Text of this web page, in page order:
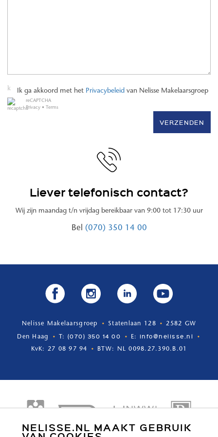
NELISSE.NL MAAKT GEBRUIK
Ik ga akkoord met het Privacybeleid van Nelisse Makelaarsgroep
reCAPTCHA
Privacy • Terms
VERZENDEN
Liever telefonisch contact?
Wij zijn maandag t/n vrijdag bereikbaar van 9:00 tot 17:30 uur
Bel (070) 350 14 00
Nelisse Makelaarsgroep Statenlaan 128 2582 GW
Den Haag T: (070) 350 14 00 E: info@nelisse.nl
KvK: 27 08 97 94 BTW: NL 0098.27.390.B.01